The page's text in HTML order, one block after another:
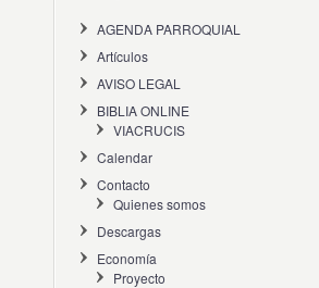
AGENDA PARROQUIAL
Artículos
AVISO LEGAL
BIBLIA ONLINE
VIACRUCIS
Calendar
Contacto
Quienes somos
Descargas
Economía
Proyecto